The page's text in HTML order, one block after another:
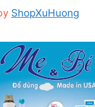
ShopXuHuong